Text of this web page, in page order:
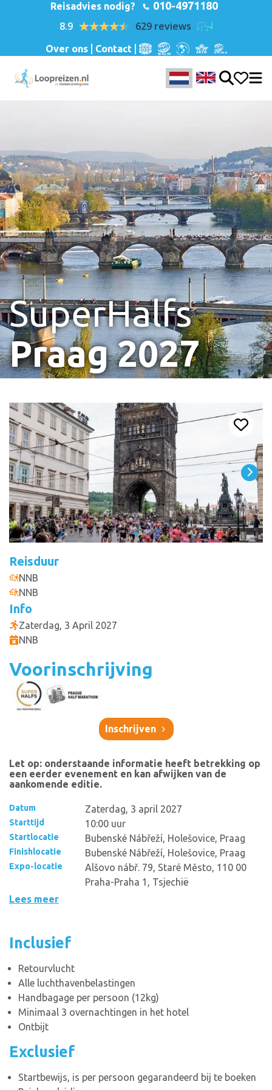
Reisadvies nodig? 010-4971180
8.9 629 reviews
Over ons Contact
SuperHalfs
Praag 2027
Reisduur
NNB
NNB
Info
Zaterdag, 3 April 2027
NNB
Voorinschrijving
Inschrijven
Let op: onderstaande informatie heeft betrekking op
een eerder evenement en kan afwijken van de
aankomende editie.
Datum Zaterdag, 3 april 2027
Starttijd 10:00 uur
Startlocatie Bubenské Nábřeží, Holešovice, Praag
Finishlocatie Bubenské Nábřeží, Holešovice, Praag
Expo-locatie
Alšovo nábř. 79, Staré Město, 110 00
Praha-Praha 1, Tsjechië
Lees meer
Inclusief
Retourvlucht
Alle luchthavenbelastingen
Handbagage per persoon (12kg)
Minimaal 3 overnachtingen in het hotel
Ontbijt
Exclusief
Startbewijs, is per persoon gegarandeerd bij te boeken